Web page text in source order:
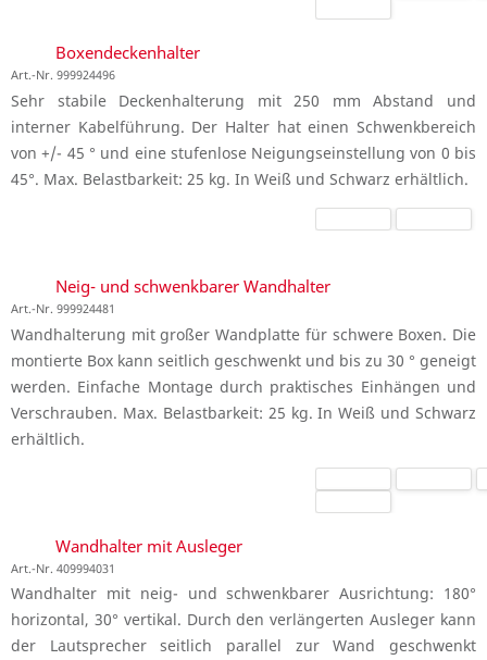
Boxendeckenhalter
Art.-Nr. 999924496
Sehr stabile Deckenhalterung mit 250 mm Abstand und
interner Kabelführung. Der Halter hat einen Schwenkbereich
von +/- 45 ° und eine stufenlose Neigungseinstellung von 0 bis
45°. Max. Belastbarkeit: 25 kg. In Weiß und Schwarz erhältlich.
Neig- und schwenkbarer Wandhalter
Art.-Nr. 999924481
Wandhalterung mit großer Wandplatte für schwere Boxen. Die
montierte Box kann seitlich geschwenkt und bis zu 30 ° geneigt
werden. Einfache Montage durch praktisches Einhängen und
Verschrauben. Max. Belastbarkeit: 25 kg. In Weiß und Schwarz
erhältlich.
Wandhalter mit Ausleger
Art.-Nr. 409994031
Wandhalter mit neig- und schwenkbarer Ausrichtung: 180°
horizontal, 30° vertikal. Durch den verlängerten Ausleger kann
der Lautsprecher seitlich parallel zur Wand geschwenkt